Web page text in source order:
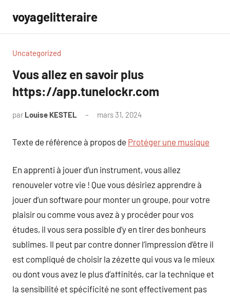
contenu
voyagelitteraire
Uncategorized
Vous allez en savoir plus
https://app.tunelockr.com
par Louise KESTEL mars 31, 2024
Texte de référence à propos de Protéger une musique
En apprenti à jouer d’un instrument, vous allez
renouveler votre vie ! Que vous désiriez apprendre à
jouer d’un software pour monter un groupe, pour votre
plaisir ou comme vous avez à y procéder pour vos
études, il vous sera possible d’y en tirer des bonheurs
sublimes. Il peut par contre donner l’impression d’être il
est compliqué de choisir la zézette qui vous va le mieux
ou dont vous avez le plus d’affinités, car la technique et
la sensibilité et spécificité ne sont effectivement pas